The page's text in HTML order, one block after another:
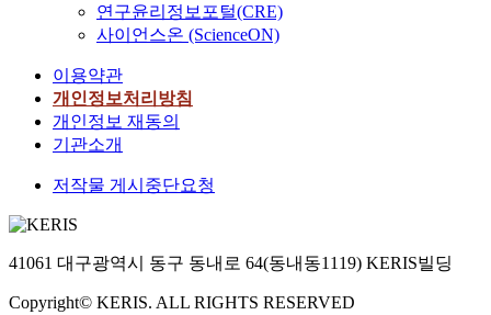
연구윤리정보포털(CRE)
사이언스온 (ScienceON)
이용약관
개인정보처리방침
개인정보 재동의
기관소개
저작물 게시중단요청
41061 대구광역시 동구 동내로 64(동내동1119) KERIS빌딩
Copyright© KERIS. ALL RIGHTS RESERVED